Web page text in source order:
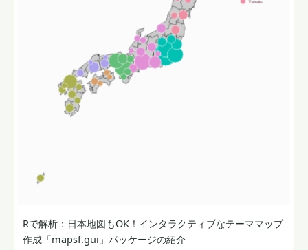
Rで解析：日本地図もOK！インタラクティブなテーママップ
作成「mapsf.gui」パッケージの紹介